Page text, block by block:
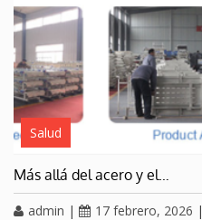
Salud
Más allá del acero y el…
admin | 17 febrero, 2026 |